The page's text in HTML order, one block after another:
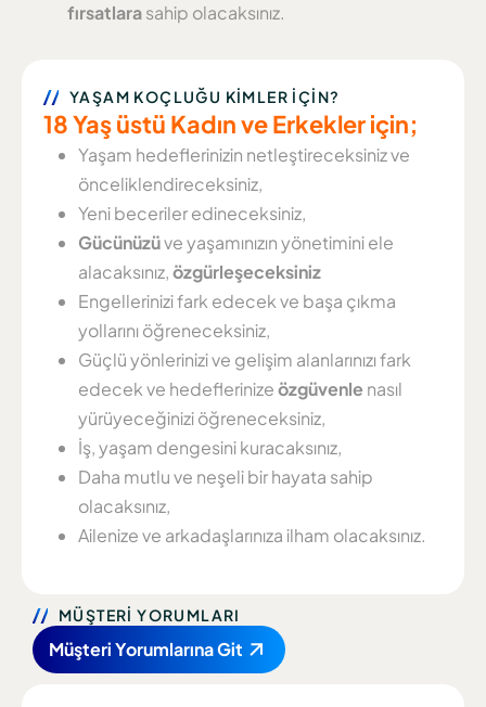
fırsatlarasahip olacaksınız.
YAŞAM KOÇLUĞU KİMLER İÇİN?
18 Yaş üstü Kadın ve Erkekler için;
Yaşam hedeflerinizin netleştireceksiniz ve
önceliklendireceksiniz,
Yeni beceriler edineceksiniz,
Gücünüzüve yaşamınızın yönetimini ele
alacaksınız,özgürleşeceksiniz
Engellerinizi fark edecek ve başa çıkma
yollarını öğreneceksiniz,
Güçlü yönlerinizi ve gelişim alanlarınızı fark
edecek ve hedeflerinizeözgüvenle nasıl
yürüyeceğinizi öğreneceksiniz,
İş, yaşam dengesini kuracaksınız,
Daha mutlu ve neşeli bir hayata sahip
olacaksınız,
Ailenize ve arkadaşlarınıza ilham olacaksınız.
MÜŞTERİ YORUMLARI
Müşteri Yorumlarına Git